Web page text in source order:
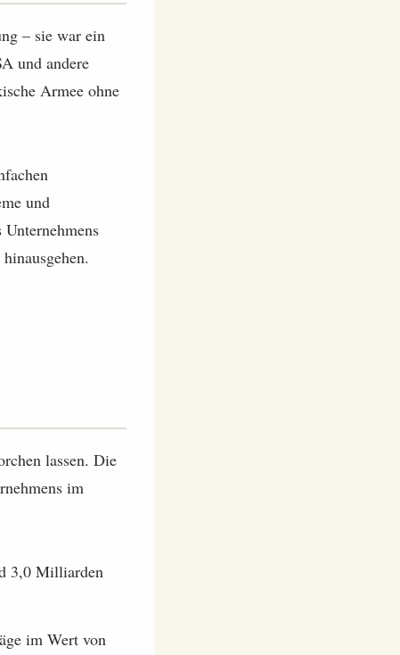
– sie war ein
und andere
Armee ohne
und
lassen. Die
im
3,0 Milliarden
im Wert von